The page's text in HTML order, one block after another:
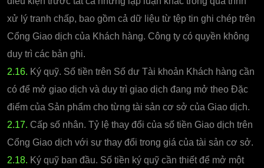
xử lý tranh chấp, bao gồm cả dữ liệu từ tệp tin ghi chép trên
Cổng Giao dịch của Khách hàng. Công ty có quyền không
duy trì các bản ghi.
2.16. Ký quỹ. Số tiền trên Số dư Tài khoản Khách hàng cần
có để mở giao dịch và duy trì giao dịch đang mở theo Đặc
điểm của Sản phẩm cho từng tài sản cơ sở của Giao dịch.
2.17. Cấp số nhân. Tỷ lệ thay đổi của số tiền Giao dịch trên
Cổng Giao dịch với sự thay đổi trong giá của tài sản cơ sở.
2.18. Ký quỹ ban đầu. Số tiền ký quỹ cần thiết để mở một